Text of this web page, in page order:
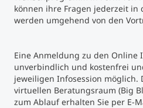
können ihre Fragen jederzeit in
werden umgehend von den
Eine Anmeldung zu den Online
unverbindlich und kostenfrei
jeweiligen Infosession möglich.
virtuellen Beratungsraum (Big
zum Ablauf erhalten Sie per E-